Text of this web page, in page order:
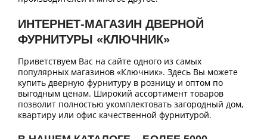
ИНТЕРНЕТ-МАГАЗИН ДВЕРНОЙ
ФУРНИТУРЫ «КЛЮЧНИК»
Приветствуем Вас на сайте одного из самых
популярных магазинов «Ключник». Здесь Вы можете
купить дверную фурнитуру в розницу и оптом по
выгодным ценам. Широкий ассортимент товаров
позволит полностью укомплектовать загородный дом,
квартиру или офис качественной фурнитурой.